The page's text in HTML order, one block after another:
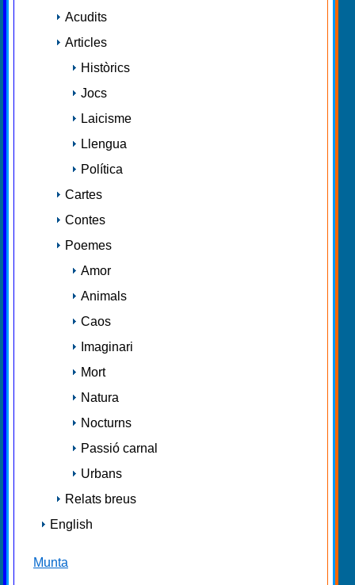
Acudits
Articles
Històrics
Jocs
Laicisme
Llengua
Política
Cartes
Contes
Poemes
Amor
Animals
Caos
Imaginari
Mort
Natura
Nocturns
Passió carnal
Urbans
Relats breus
English
Munta